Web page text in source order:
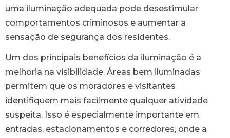
uma iluminação adequada pode desestimular
comportamentos criminosos e aumentar a
sensação de segurança dos residentes.
Um dos principais benefícios da iluminação é a
melhoria na visibilidade. Áreas bem iluminadas
permitem que os moradores e visitantes
identifiquem mais facilmente qualquer atividade
suspeita. Isso é especialmente importante em
entradas, estacionamentos e corredores, onde a